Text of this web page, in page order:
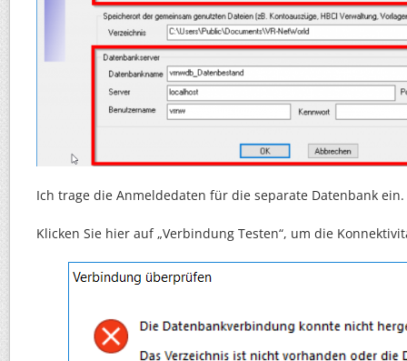
Ich trage die Anmeldedaten für die separate Datenbank ein.
Klicken Sie hier auf „Verbindung Testen“, um die